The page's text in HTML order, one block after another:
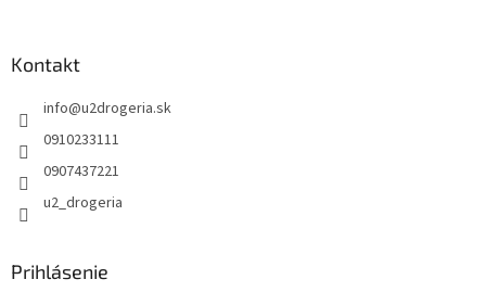
Kontakt
info@u2drogeria.sk
0910233111
0907437221
u2_drogeria
Prihlásenie